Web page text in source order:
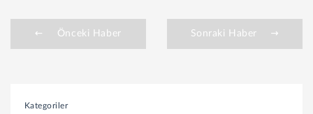
Önceki Haber Sonraki Haber
Kategoriler